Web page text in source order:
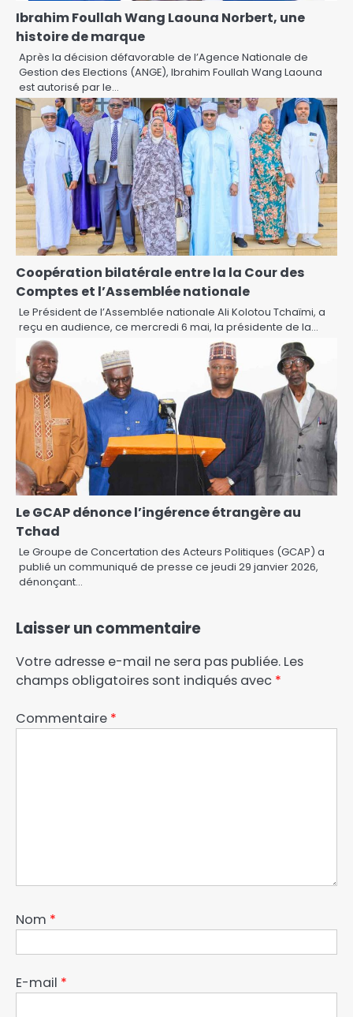
Ibrahim Foullah Wang Laouna Norbert, une
histoire de marque
Après la décision défavorable de l’Agence Nationale de
Gestion des Elections (ANGE), Ibrahim Foullah Wang Laouna
est autorisé par le…
Coopération bilatérale entre la la Cour des
Comptes et l’Assemblée nationale
Le Président de l’Assemblée nationale Ali Kolotou Tchaïmi, a
reçu en audience, ce mercredi 6 mai, la présidente de la…
Le GCAP dénonce l’ingérence étrangère au
Tchad
Le Groupe de Concertation des Acteurs Politiques (GCAP) a
publié un communiqué de presse ce jeudi 29 janvier 2026,
dénonçant…
Laisser un commentaire
Votre adresse e-mail ne sera pas publiée. Les
champs obligatoires sont indiqués avec *
Commentaire *
Nom *
E-mail *